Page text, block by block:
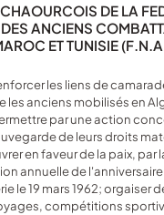
ANCIENS
ET TUNISIE
les anciens mobilisés en
par une action
de leurs droits
en faveur de la paix, par
annuelle de
le 19 mars 1962; orgaiser
compétitions